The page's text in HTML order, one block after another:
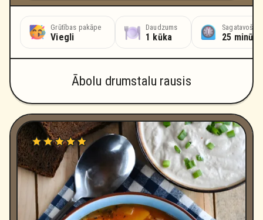
Grūtības pakāpe
Viegli
Daudzums
1 kūka 25
Ābolu drumstalu rausis